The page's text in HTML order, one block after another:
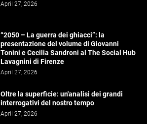
April 27, 2026
“2050 – La guerra dei ghiacci”: la
presentazione del volume di Giovanni
Tonini e Cecilia Sandroni al The Social Hub
Lavagnini di Firenze
April 27, 2026
Oltre la superficie: un'analisi dei grandi
interrogativi del nostro tempo
April 27, 2026